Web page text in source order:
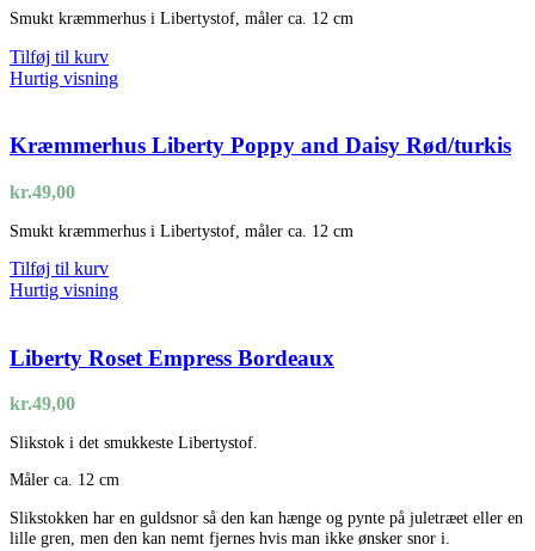
Smukt kræmmerhus i Libertystof, måler ca. 12 cm
Tilføj til kurv
Hurtig visning
Kræmmerhus Liberty Poppy and Daisy Rød/turkis
kr.49,00
Smukt kræmmerhus i Libertystof, måler ca. 12 cm
Tilføj til kurv
Hurtig visning
Liberty Roset Empress Bordeaux
kr.49,00
Slikstok i det smukkeste Libertystof.
Måler ca. 12 cm
Slikstokken har en guldsnor så den kan hænge og pynte på juletræet eller en
lille gren, men den kan nemt fjernes hvis man ikke ønsker snor i.